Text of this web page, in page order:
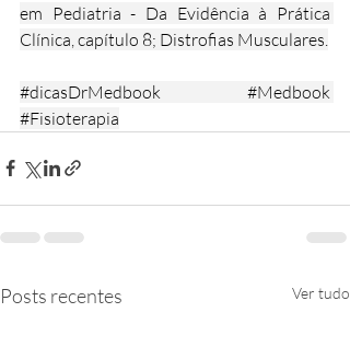
em Pediatria - Da Evidência à Prática
Clínica, capítulo 8; Distrofias Musculares.
#dicasDrMedbook
#Medbook
#Fisioterapia
Posts recentes Ver tudo